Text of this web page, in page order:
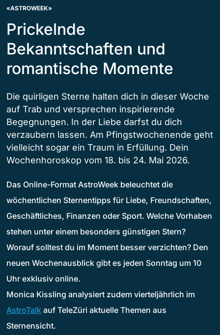
«ASTROWEEK»
Prickelnde
Bekanntschaften und
romantische Momente
Die quirligen Sterne halten dich in dieser Woche
auf Trab und versprechen inspirierende
Begegnungen. In der Liebe darfst du dich
verzaubern lassen. Am Pfingstwochenende geht
vielleicht sogar ein Traum in Erfüllung. Dein
Wochenhoroskop vom 18. bis 24. Mai 2026.
Das Online-Format AstroWeek beleuchtet die
wöchentlichen Sternentipps für Liebe, Freundschaften,
Geschäftliches, Finanzen oder Sport. Welche Vorhaben
stehen unter einem besonders günstigen Stern?
Worauf solltest du im Moment besser verzichten? Den
neuen Wochenausblick gibt es jeden Sonntag um 10
Uhr exklusiv online.
Monica Kissling analysiert zudem vierteljährlich im
AstroTalk auf TeleZüri aktuelle Themen aus
Sternensicht.